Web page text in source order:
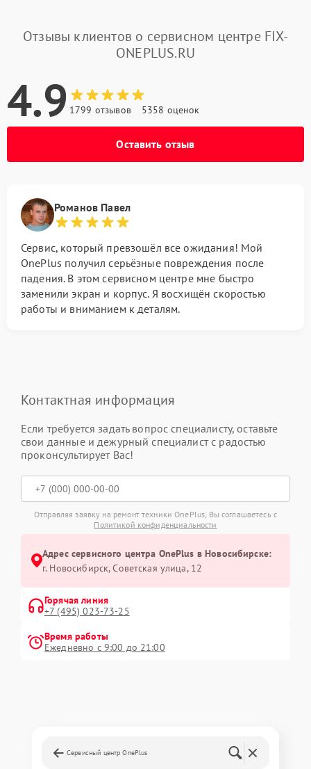
Отзывы клиентов о сервисном центре FIX-
ONEPLUS.RU
4.9 1799 отзывов 5358 оценок
Оставить отзыв
Романов Павел
Сервис, который превзошёл все ожидания! Мой
OnePlus получил серьёзные повреждения после
падения. В этом сервисном центре мне быстро
заменили экран и корпус. Я восхищён скоростью
работы и вниманием к деталям.
Контактная информация
Если требуется задать вопрос специалисту, оставьте
свои данные и дежурный специалист с радостью
проконсультирует Вас!
Отправляя заявку на ремонт техники OnePlus, Вы соглашаетесь с
Политикой конфиденциальности
Адрес сервисного центра OnePlus в Новосибирске:
г. Новосибирск, Советская улица, 12
Горячая линия
+7 (495) 023-73-25
Время работы
Ежедневно с 9:00 до 21:00
Сервисный центр OnePlus